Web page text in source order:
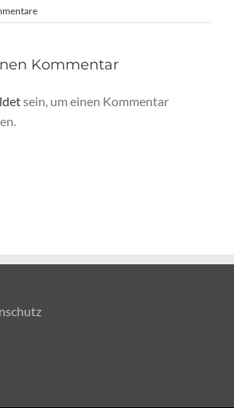
Kommentar
sein, um einen Kommentar